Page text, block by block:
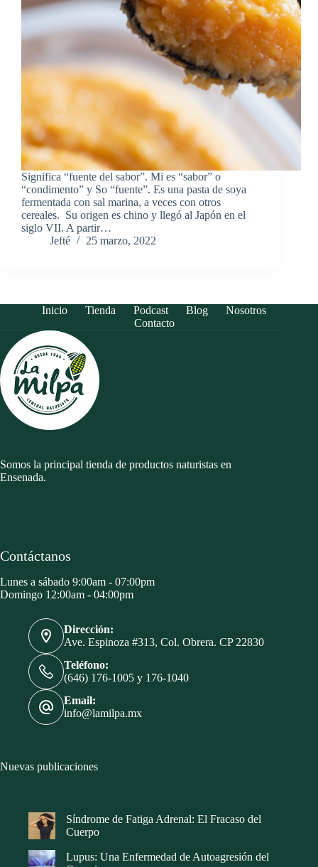
Significa “fuente del sabor”. Mi es “sabor” o
“condimento” y So “fuente”. Es una pasta de soya
fermentada con sal marina, a veces con otros
cereales. Su origen es chino y llegó al Japón en el
siglo VII. A partir…
Jefté
25 marzo, 2022
Inicio Tienda Podcast Blog
Nosotros
Contacto
Somos la principal tienda de productos naturistas en
Ensenada.
Contáctanos
Lunes a sábado 9:00am - 07:00pm
Domingo 12:00am - 04:00pm
Dirección:
Ave. Espinoza #313, Col. Obrera. CP 22830
Teléfono:
(646) 176-1005 y 176-1040
Email:
info@lamilpa.mx
Nuevas publicaciones
Síndrome de Fatiga Adrenal: El Fracaso del
Cuerpo
Lupus: Una Enfermedad de Autoagresión del